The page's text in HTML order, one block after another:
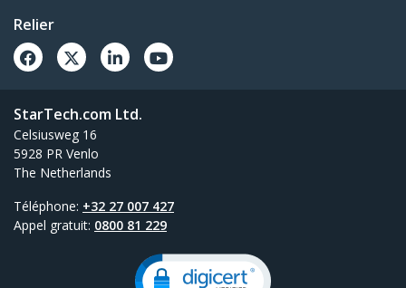
Relier
StarTech.com Ltd.
Celsiusweg 16
5928 PR Venlo
The Netherlands
Téléphone: +32 27 007 427
Appel gratuit: 0800 81 229